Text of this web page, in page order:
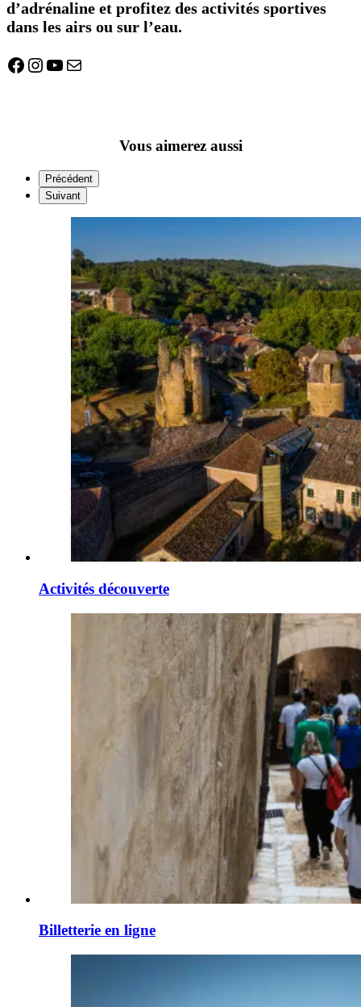
d’adrénaline et profitez des activités sportives
dans les airs ou sur l’eau.
Facebook
Instagram
YouTube
E-mail
Vous aimerez aussi
Précédent
Suivant
Activités découverte
Billetterie en ligne